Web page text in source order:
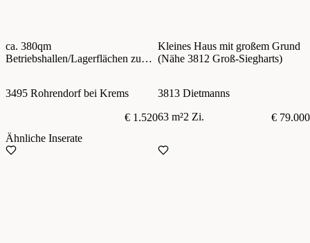
ca. 380qm
Betriebshallen/Lagerflächen zu
3495 Rohrendorf bei Krems
€ 1.520
Kleines Haus mit großem Grund
(Nähe 3812 Groß-Siegharts)
3813 Dietmanns
63 m²2 Zi.
€ 79.000
Ähnliche Inserate